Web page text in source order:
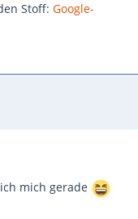
Stoff: Google-
mich gerade